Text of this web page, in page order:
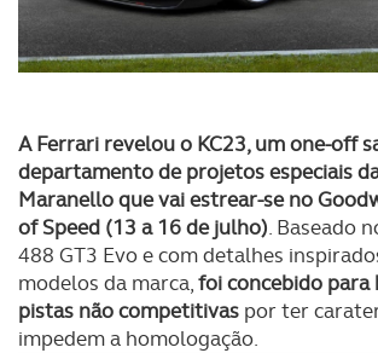
A Ferrari revelou o KC23, um one-off
departamento de projetos especiais
Maranello que vai estrear-se no
of Speed (13 a 16 de julho). Baseado
488 GT3 Evo e com detalhes
modelos da marca,foi concebido para
pistas não competitivas por ter
impedem a homologação.